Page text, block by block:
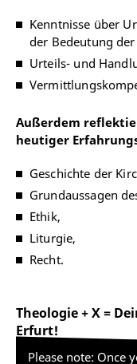
Kenntnisse über
der Bedeutung
Urteils- und
Außerdem
heutiger
Geschichte der
Grundaussagen
Ethik,
Liturgie,
Recht.
Theologie + X =
Erfurt!
Please note: Once